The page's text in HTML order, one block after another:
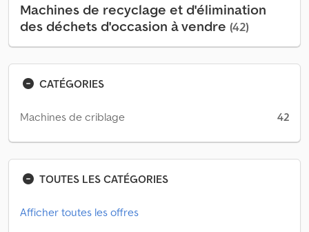
Machines de recyclage et d'élimination
des déchets d'occasion à vendre (42)
CATÉGORIES
Machines de criblage 42
TOUTES LES CATÉGORIES
Afficher toutes les offres